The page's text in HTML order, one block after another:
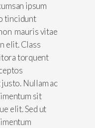
ipsum
tincidunt
mauris vitae
elit. Class
torquent
Nullam ac
sit
elit. Sed ut